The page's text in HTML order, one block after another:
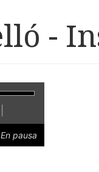
-
En pausa